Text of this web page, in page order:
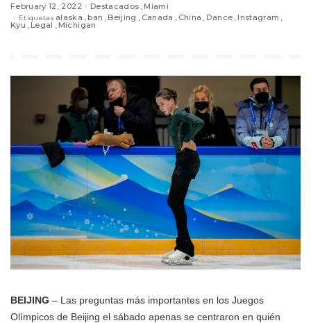
February 12, 2022 Destacados Miami
Etiquetas alaska ban Beijing Canada China Dance Instagram
Kyu Legal Michigan
BEIJING – Las preguntas más importantes en los Juegos
Olímpicos de Beijing el sábado apenas se centraron en quién